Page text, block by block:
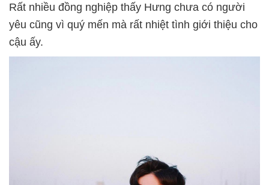
Rất nhiều đồng nghiệp thấy Hưng chưa có người
yêu cũng vì quý mến mà rất nhiệt tình giới thiệu cho
cậu ấy.